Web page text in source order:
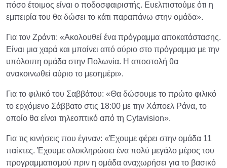
πόσο έτοιμος είναι ο ποδοσφαιριστής. Ευελπιστούμε ότι η
εμπειρία του θα δώσει το κάτι παραπάνω στην ομάδα».
Για τον Ζράντι: «Ακολουθεί ένα πρόγραμμα αποκατάστασης.
Είναι μια χαρά και μπαίνει από αύριο στο πρόγραμμα με την
υπόλοιπη ομάδα στην Πολωνία. Η αποστολή θα
ανακοινωθεί αύριο το μεσημέρι».
Για το φιλικό του Σαββάτου: «Θα δώσουμε το πρώτο φιλικό
το ερχόμενο Σάββατο στις 18:00 με την Χάποελ Ράνα, το
οποίο θα είναι τηλεοπτικό από τη Cytavision».
Για τις κινήσεις που έγιναν: «Έχουμε φέρει στην ομάδα 11
παίκτες. Έχουμε ολοκληρώσει ένα πολύ μεγάλο μέρος του
προγραμματισμού πριν η ομάδα αναχωρήσει για το βασικό